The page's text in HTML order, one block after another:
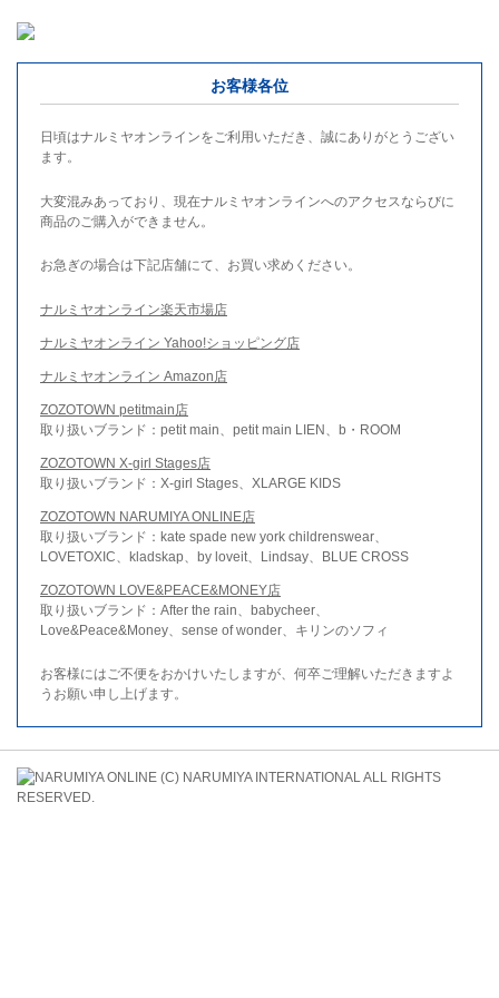
お客様各位
日頃はナルミヤオンラインをご利用いただき、誠にありがとうござい
ます。
大変混みあっており、現在ナルミヤオンラインへのアクセスならびに
商品のご購入ができません。
お急ぎの場合は下記店舗にて、お買い求めください。
ナルミヤオンライン楽天市場店
ナルミヤオンライン Yahoo!ショッピング店
ナルミヤオンライン Amazon店
ZOZOTOWN petitmain店
取り扱いブランド：petit main、petit main LIEN、b・ROOM
ZOZOTOWN X-girl Stages店
取り扱いブランド：X-girl Stages、XLARGE KIDS
ZOZOTOWN NARUMIYA ONLINE店
取り扱いブランド：kate spade new york childrenswear、
LOVETOXIC、kladskap、by loveit、Lindsay、BLUE CROSS
ZOZOTOWN LOVE&PEACE&MONEY店
取り扱いブランド：After the rain、babycheer、
Love&Peace&Money、sense of wonder、キリンのソフィ
お客様にはご不便をおかけいたしますが、何卒ご理解いただきますよ
うお願い申し上げます。